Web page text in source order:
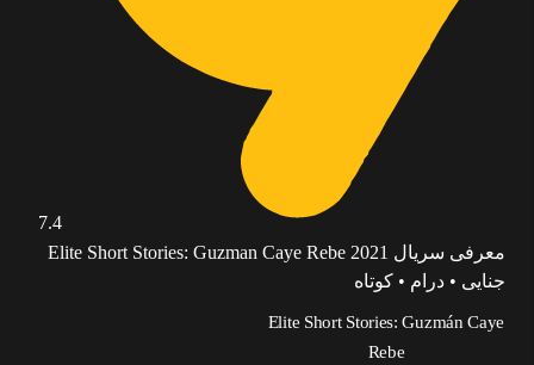
7.4
معرفی سریال Elite Short Stories: Guzman Caye Rebe 2021
جنایی • درام • کوتاه
Elite Short Stories: Guzmán Caye
Rebe